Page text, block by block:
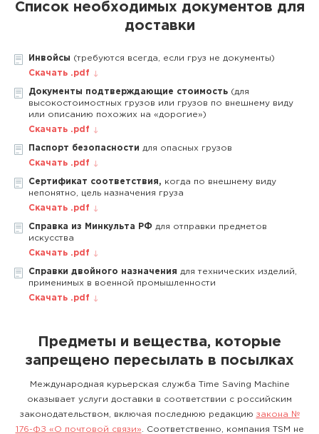
Список необходимых документов для
доставки
Инвойсы (требуются всегда, если груз не документы)
Скачать .pdf
Документы подтверждающие стоимость (для
высокостоимостных грузов или грузов по внешнему виду
или описанию похожих на «дорогие»)
Скачать .pdf
Паспорт безопасности для опасных грузов
Скачать .pdf
Сертификат соответствия, когда по внешнему виду
непонятно, цель назначения груза
Скачать .pdf
Справка из Минкульта РФ для отправки предметов
искусства
Скачать .pdf
Справки двойного назначения для технических изделий,
применимых в военной промышленности
Скачать .pdf
Предметы и вещества, которые
запрещено пересылать в посылках
Международная курьерская служба Time Saving Machine
оказывает услуги доставки в соответствии с российским
законодательством, включая последнюю редакцию закона №
176-ФЗ «О почтовой связи» . Соответственно, компания TSM не